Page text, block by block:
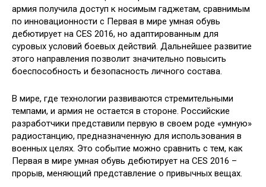
армия получила доступ к носимым гаджетам, сравнимым
по инновационности с Первая в мире умная обувь
дебютирует на CES 2016, но адаптированным для
суровых условий боевых действий. Дальнейшее развитие
этого направления позволит значительно повысить
боеспособность и безопасность личного состава.
В мире, где технологии развиваются стремительными
темпами, и армия не остается в стороне. Российские
разработчики представили первую в своем роде «умную»
радиостанцию, предназначенную для использования в
военных целях. Это событие можно сравнить с тем, как
Первая в мире умная обувь дебютирует на CES 2016 –
прорыв, меняющий представление о привычных вещах.